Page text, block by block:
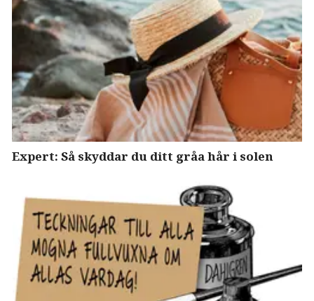
Expert: Så skyddar du ditt gråa hår i solen